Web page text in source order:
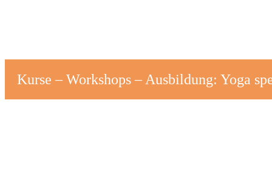
Kurse – Workshops – Ausbildung: Yoga